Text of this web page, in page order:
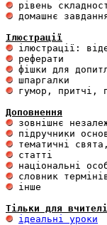
домашнє
Ілюстрації
гумор, притчі,
Доповнення
інше
Тільки для
ідеальні уроки